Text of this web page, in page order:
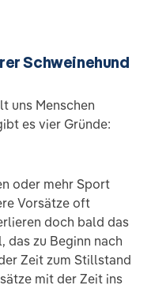
Schweinehund
uns Menschen
es vier Gründe:
oder mehr Sport
Vorsätze oft
doch bald das
das zu Beginn nach
Zeit zum Stillstand
mit der Zeit ins